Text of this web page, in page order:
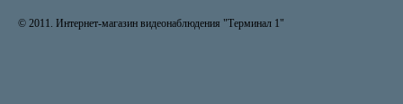
© 2011. Интернет-магазин видеонаблюдения "Терминал 1"